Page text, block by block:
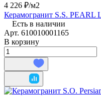
4 226 ₽/м2
Керамогранит S.S.
Есть в наличии
Арт. 610010001165
В корзину